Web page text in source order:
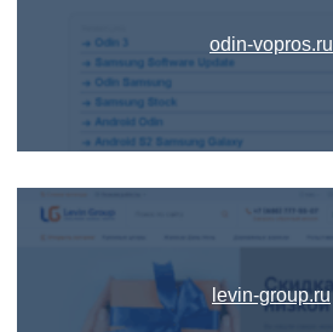
odin-vopros.ru
levin-group.ru